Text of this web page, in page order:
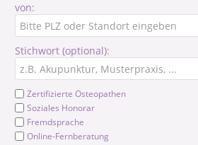
von:
Stichwort (optional):
Zertifizierte Osteopathen
Soziales Honorar
Fremdsprache
Online-Fernberatung